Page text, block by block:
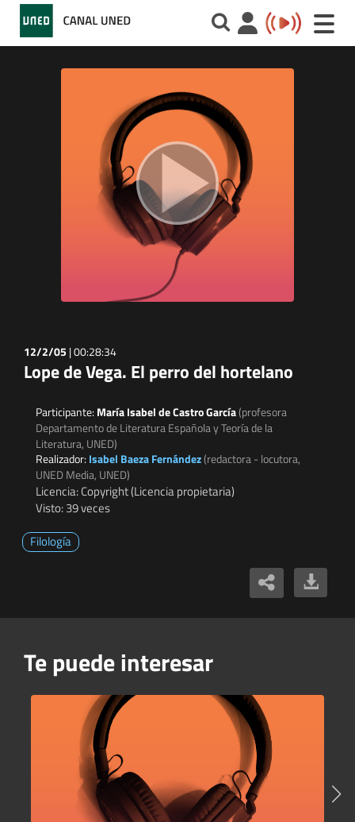
Toggle
12/2/05 |00:28:34
Lope de Vega. El perro del hortelano
Participante: María Isabel de Castro García(profesora
Departamento de Literatura Española y Teoría de la
Literatura, UNED)
Realizador: Isabel Baeza Fernández(redactora - locutora,
UNED Media, UNED)
Licencia: Copyright (Licencia propietaria)
Visto: 39 veces
Filología
Te puede interesar